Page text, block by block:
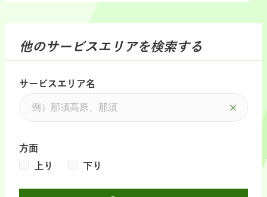
他のサービスエリアを検索する
サービスエリア名
方面
上り
下り